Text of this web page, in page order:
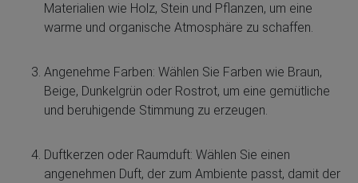
Materialien wie Holz, Stein und Pflanzen, um eine
warme und organische Atmosphäre zu schaffen.
Angenehme Farben: Wählen Sie Farben wie Braun,
Beige, Dunkelgrün oder Rostrot, um eine gemütliche
und beruhigende Stimmung zu erzeugen.
Duftkerzen oder Raumduft: Wählen Sie einen
angenehmen Duft, der zum Ambiente passt, damit der